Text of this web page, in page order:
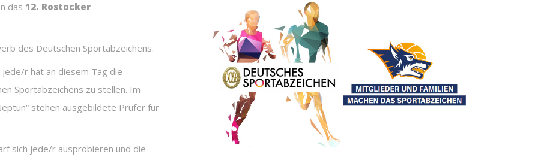
das 12. Rostocker
des Deutschen Sportabzeichens.
r hat an diesem Tag die
Sportabzeichens zu stellen. Im
stehen ausgebildete Prüfer für
sich jede/r ausprobieren und die